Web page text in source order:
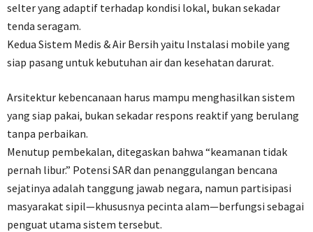
selter yang adaptif terhadap kondisi lokal, bukan sekadar
tenda seragam.
Kedua Sistem Medis & Air Bersih yaitu Instalasi mobile yang
siap pasang untuk kebutuhan air dan kesehatan darurat.
Arsitektur kebencanaan harus mampu menghasilkan sistem
yang siap pakai, bukan sekadar respons reaktif yang berulang
tanpa perbaikan.
Menutup pembekalan, ditegaskan bahwa “keamanan tidak
pernah libur.” Potensi SAR dan penanggulangan bencana
sejatinya adalah tanggung jawab negara, namun partisipasi
masyarakat sipil—khususnya pecinta alam—berfungsi sebagai
penguat utama sistem tersebut.